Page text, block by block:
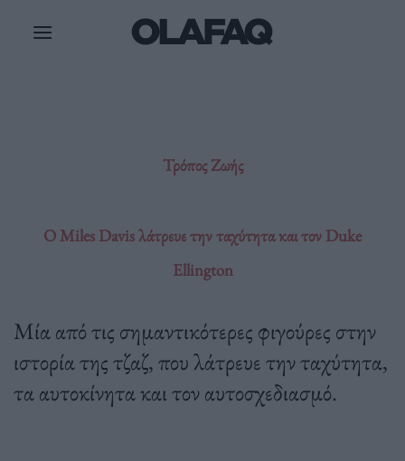
Τρόπος Ζωής
O Miles Davis λάτρευε την ταχύτητα και τον Duke
Ellington
Mία από τις σημαντικότερες φιγούρες στην
ιστορία της τζαζ, που λάτρευε την ταχύτητα,
τα αυτοκίνητα και τον αυτοσχεδιασμό.